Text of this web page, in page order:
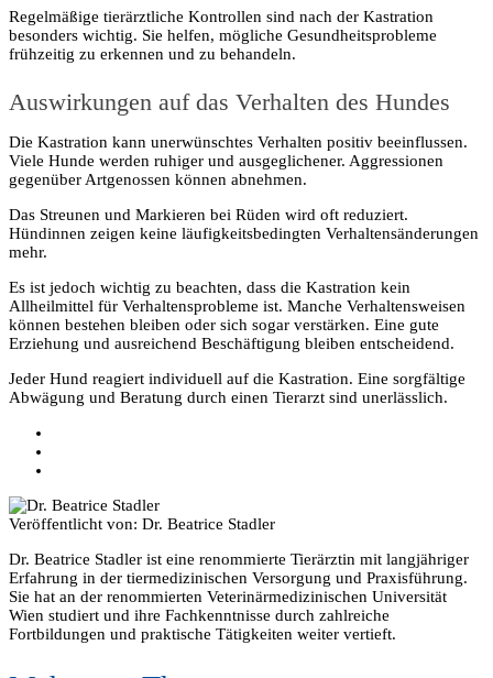
Regelmäßige tierärztliche Kontrollen sind nach der Kastration
besonders wichtig. Sie helfen, mögliche Gesundheitsprobleme
frühzeitig zu erkennen und zu behandeln.
Auswirkungen auf das Verhalten des Hundes
Die Kastration kann unerwünschtes Verhalten positiv beeinflussen.
Viele Hunde werden ruhiger und ausgeglichener. Aggressionen
gegenüber Artgenossen können abnehmen.
Das Streunen und Markieren bei Rüden wird oft reduziert.
Hündinnen zeigen keine läufigkeitsbedingten Verhaltensänderungen
mehr.
Es ist jedoch wichtig zu beachten, dass die Kastration kein
Allheilmittel für Verhaltensprobleme ist. Manche Verhaltensweisen
können bestehen bleiben oder sich sogar verstärken. Eine gute
Erziehung und ausreichend Beschäftigung bleiben entscheidend.
Jeder Hund reagiert individuell auf die Kastration. Eine sorgfältige
Abwägung und Beratung durch einen Tierarzt sind unerlässlich.
Veröffentlicht von: Dr. Beatrice Stadler
Dr. Beatrice Stadler ist eine renommierte Tierärztin mit langjähriger
Erfahrung in der tiermedizinischen Versorgung und Praxisführung.
Sie hat an der renommierten Veterinärmedizinischen Universität
Wien studiert und ihre Fachkenntnisse durch zahlreiche
Fortbildungen und praktische Tätigkeiten weiter vertieft.